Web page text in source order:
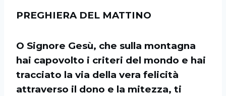
PREGHIERA DEL MATTINO
O Signore Gesù, che sulla montagna
hai capovolto i criteri del mondo e hai
tracciato la via della vera felicità
attraverso il dono e la mitezza, ti